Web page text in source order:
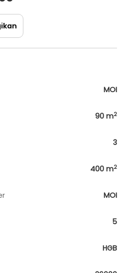
MOI
90 m2
3
400 m2
MOI
5
HGB